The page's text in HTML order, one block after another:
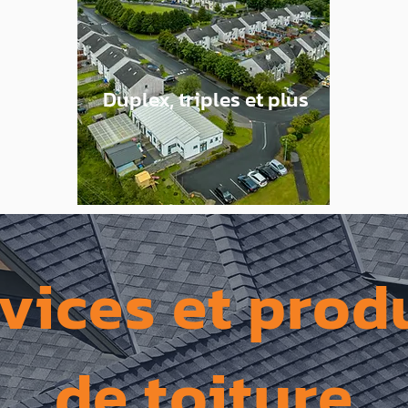
Duplex, triples et plus
et